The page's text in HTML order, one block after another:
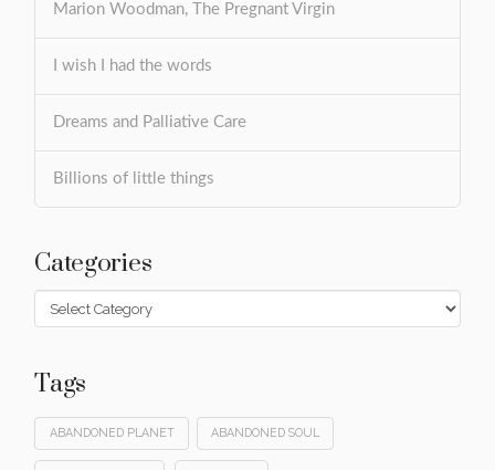
Marion Woodman, The Pregnant Virgin
I wish I had the words
Dreams and Palliative Care
Billions of little things
Categories
Categories
Tags
ABANDONED PLANET ABANDONED SOUL